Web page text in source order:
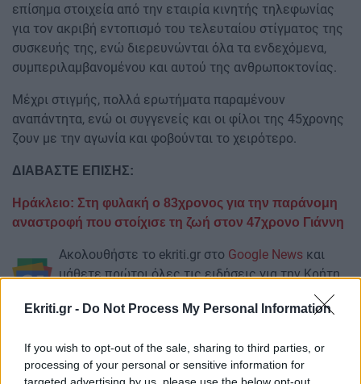
Ekriti.gr - Do Not Process My Personal Information
If you wish to opt-out of the sale, sharing to third parties, or
processing of your personal or sensitive information for
targeted advertising by us, please use the below opt-out
επίσημα στοιχεία από την εταιρία κινητής τηλεφωνίας
για τον ακριβή εντοπισμό του τελευταίου στίγματος της
συσκευής της, ενώ διερευνώνται όλα τα ενδεχόμενα,
συμπεριλαμβανομένου και αυτού της ανθρωποκτονίας.
Μέχρι στιγμής, πολλά ερωτήματα παραμένουν
αναπάντητα, ενώ οι συγγενείς και οι φίλοι της 45χρονης
ζουν με την αγωνία και φοβούνται το χειρότερο.
ΔΙΑΒΑΣΤΕ ΕΠΙΣΗΣ:
Ηράκλειο: Στη φυλακή ο 83χρονος για την παράνομη
αναστροφή που στοίχισε τη ζωή στον 47χρονο Γιάννη
Ακολουθήστε το ekriti.gr στο Google News και
μάθετε πρώτοι όλες τις ειδήσεις για την Κρήτη